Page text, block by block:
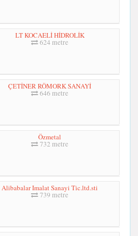
LT KOCAELİ HİDROLİK
624 metre
ÇETİNER RÖMORK SANAYİ
646 metre
Özmetal
732 metre
Alibabalar Imalat Sanayi Tic.ltd.sti
739 metre